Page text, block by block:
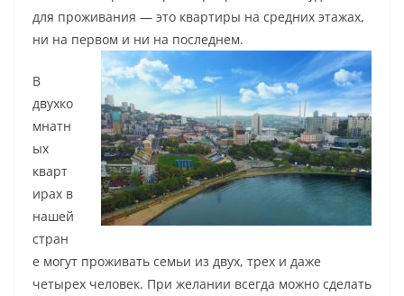
для проживания — это квартиры на средних этажах,
ни на первом и ни на последнем.
В
двухко
мнатн
ых
кварт
ирах в
нашей
стран
е могут проживать семьи из двух, трех и даже
четырех человек. При желании всегда можно сделать